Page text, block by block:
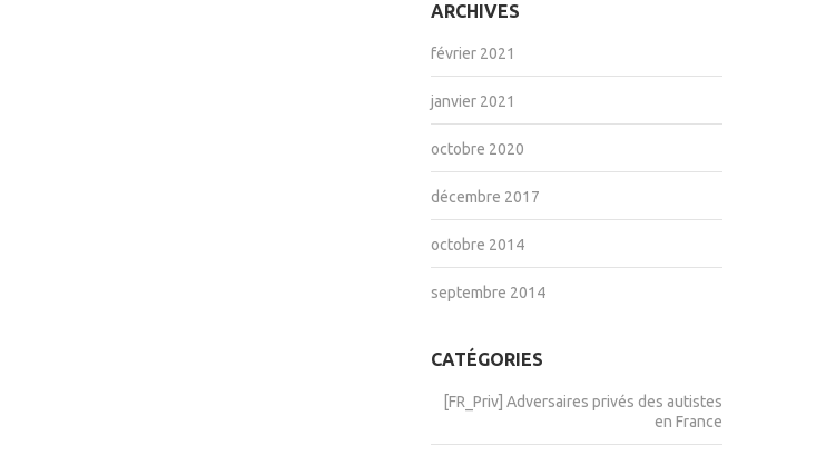
ARCHIVES
février 2021
janvier 2021
octobre 2020
décembre 2017
octobre 2014
septembre 2014
CATÉGORIES
[FR_Priv] Adversaires privés des autistes
en France